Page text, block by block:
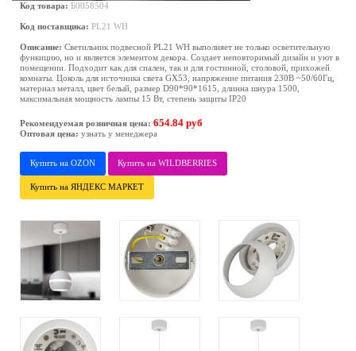
Код товара: Б0058504
Код поставщика: PL21 WH
Описание: Светильник подвесной PL21 WH выполняет не только осветительную
функицию, но и является элементом декора. Создает неповторимый дизайн и уют в
помещении. Подходит как для спален, так и для гостинной, столовой, прихожей
комнаты. Цоколь для источника света GX53, напряжение питания 230В ~50/60Гц,
материал металл, цвет белый, размер D90*90*1615, длинна шнура 1500,
максимальная мощность лампы 15 Вт, степень защиты IP20
Рекомендуемая розничная цена: 654.84 руб
Оптовая цена: узнать у менеджера
Купить на OZON Купить на WILDBERRIES
Купить на ЯНДЕКС МАРКЕТ